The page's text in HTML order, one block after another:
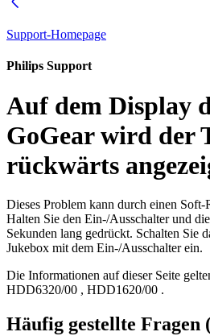
Support-Homepage
Philips Support
Auf dem Display
GoGear wird der
rückwärts
Dieses Problem kann durch einen Soft-
Halten Sie den Ein-/Ausschalter und
Sekunden lang gedrückt. Schalten Sie
Jukebox mit dem Ein-/Ausschalter ein.
Die Informationen auf dieser Seite
HDD6320/00 , HDD1620/00 .
Häufig gestellte Fragen